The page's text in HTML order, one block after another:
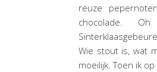
reuze
chocolade.
Wie stout is, wat
moeilijk. Toen ik op